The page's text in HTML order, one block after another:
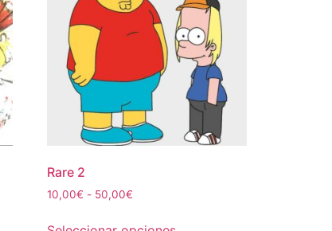
Rare 2
10,00€ - 50,00€
precios: